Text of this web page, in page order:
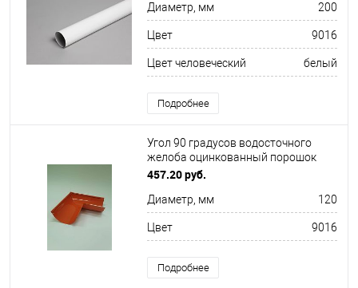
Диаметр, мм 200
Цвет 9016
Цвет человеческий белый
Подробнее
Угол 90 градусов водосточного
желоба оцинкованный порошок
ф120х400х400мм RAL 9016
457.20 руб.
Диаметр, мм 120
Цвет 9016
Подробнее